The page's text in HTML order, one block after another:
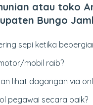
atau toko
Bungo
sepi ketika
mobil raib?
lihat dagangan via
pegawai secara baik?